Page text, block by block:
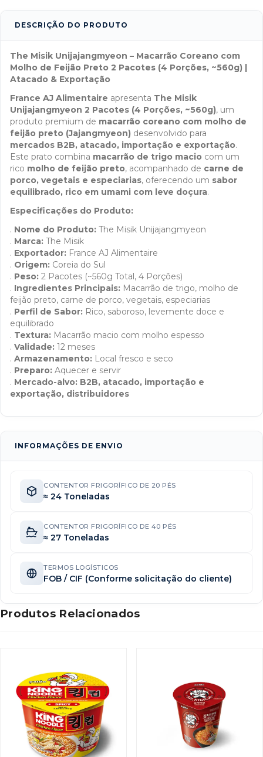
DESCRIÇÃO DO PRODUTO
The Misik Unijajangmyeon – Macarrão Coreano com
Molho de Feijão Preto 2 Pacotes (4 Porções, ~560g) |
Atacado & Exportação
France AJ Alimentaire apresenta The Misik
Unijajangmyeon 2 Pacotes (4 Porções, ~560g), um
produto premium de macarrão coreano com molho de
feijão preto (Jajangmyeon) desenvolvido para
mercados B2B, atacado, importação e exportação.
Este prato combina macarrão de trigo macio com um
rico molho de feijão preto, acompanhado de carne de
porco, vegetais e especiarias, oferecendo um sabor
equilibrado, rico em umami com leve doçura.
Especificações do Produto:
. Nome do Produto: The Misik Unijajangmyeon
. Marca: The Misik
. Exportador: France AJ Alimentaire
. Origem: Coreia do Sul
. Peso: 2 Pacotes (~560g Total, 4 Porções)
. Ingredientes Principais: Macarrão de trigo, molho de
feijão preto, carne de porco, vegetais, especiarias
. Perfil de Sabor: Rico, saboroso, levemente doce e
equilibrado
. Textura: Macarrão macio com molho espesso
. Validade: 12 meses
. Armazenamento: Local fresco e seco
. Preparo: Aquecer e servir
. Mercado-alvo: B2B, atacado, importação e
exportação, distribuidores
INFORMAÇÕES DE ENVIO
CONTENTOR FRIGORÍFICO DE 20 PÉS
≈ 24 Toneladas
CONTENTOR FRIGORÍFICO DE 40 PÉS
≈ 27 Toneladas
TERMOS LOGÍSTICOS
FOB / CIF (Conforme solicitação do cliente)
Produtos Relacionados